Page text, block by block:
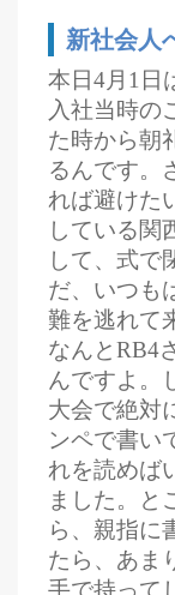
新社会人
本日4月1日
入社当時の
た時から朝
るんです。
れば避けた
している関
して、式で
だ、いつも
難を逃れて
なんとRB4
んですよ。
大会で絶対
ンペで書い
れを読めば
ました。と
ら、親指に
たら、あま